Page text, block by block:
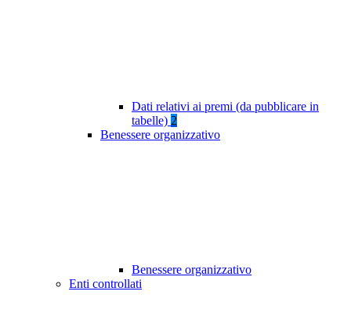
Dati relativi ai premi (da pubblicare in
tabelle) 2
Benessere organizzativo
Benessere organizzativo
Enti controllati